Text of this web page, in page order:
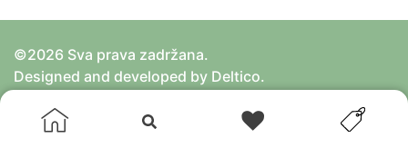
©2026 Sva prava zadržana.
Designed and developed by Deltico.